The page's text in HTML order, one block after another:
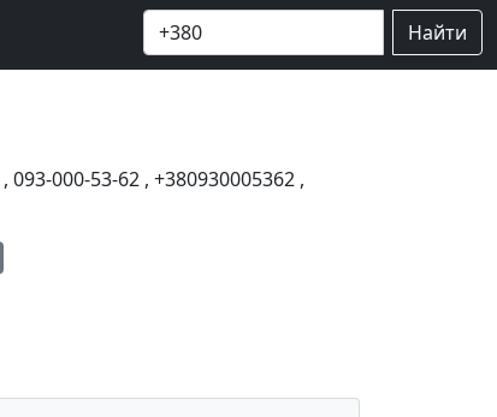
Найти
, 093-000-53-62 , +380930005362 ,